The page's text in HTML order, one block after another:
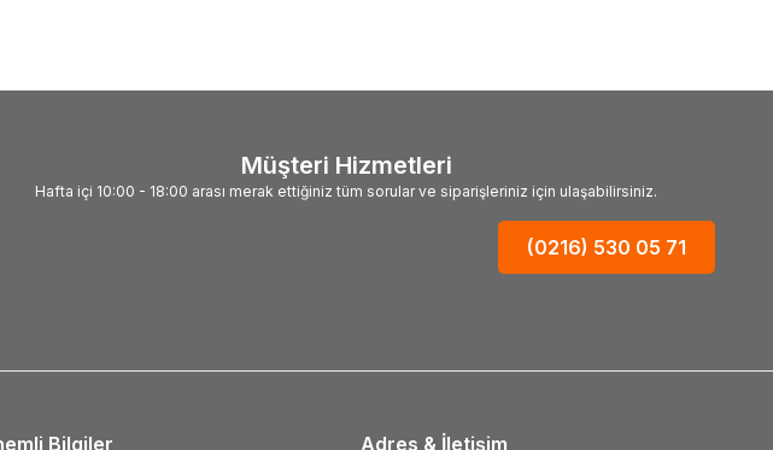
Müşteri Hizmetleri
Hafta içi 10:00 - 18:00 arası merak ettiğiniz tüm sorular ve siparişleriniz için ulaşabilirsiniz.
(0216) 530 05 71
Adres & İletişim
Bilgiler